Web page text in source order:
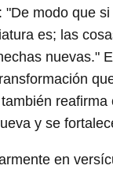
"De modo que
es; las
nuevas."
reafirma
y se
en